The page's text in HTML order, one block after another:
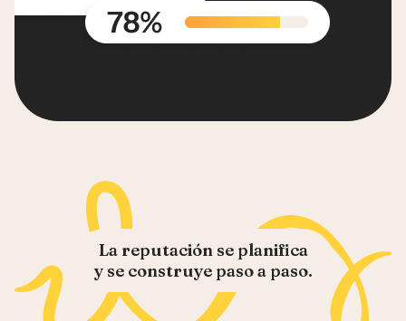
La reputación se planifica
y se construye paso a paso.